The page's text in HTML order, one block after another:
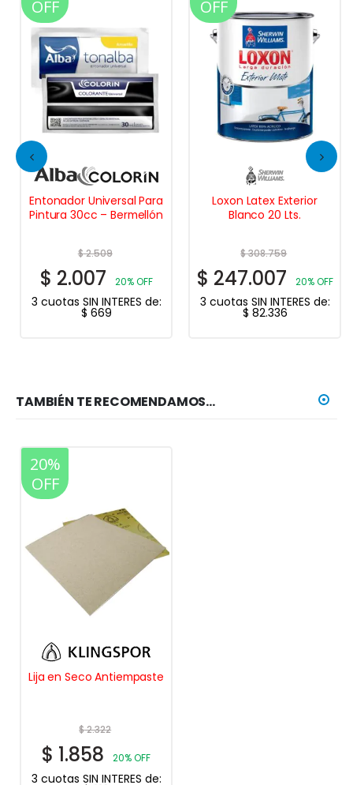
OFF
Entonador Universal Para
Pintura 30cc – Bermellón
$2.509
$ 2.007 20% OFF
3 cuotas SIN INTERES de:
$ 669
OFF
Loxon Latex Exterior
Blanco 20 Lts.
$308.759
$ 247.007 20% OFF
3 cuotas SIN INTERES de:
$ 82.336
TAMBIÉN TE RECOMENDAMOS…
20%
OFF
Lija en Seco Antiempaste
$2.322
$ 1.858 20% OFF
3 cuotas SIN INTERES de: